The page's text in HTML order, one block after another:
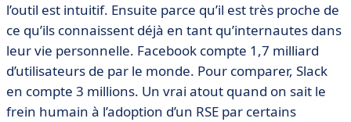
l’outil est intuitif. Ensuite parce qu’il est très proche de
ce qu’ils connaissent déjà en tant qu’internautes dans
leur vie personnelle. Facebook compte 1,7 milliard
d’utilisateurs de par le monde. Pour comparer, Slack
en compte 3 millions. Un vrai atout quand on sait le
frein humain à l’adoption d’un RSE par certains